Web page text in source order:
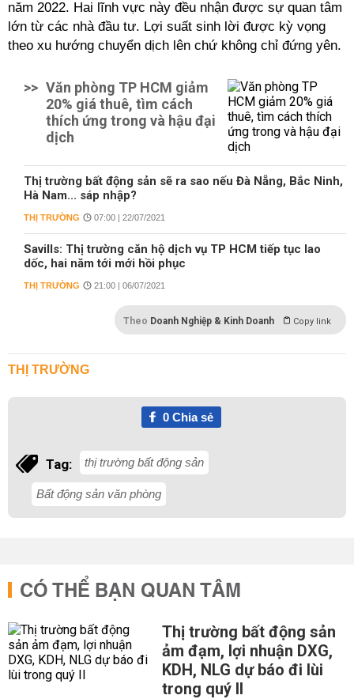
năm 2022. Hai lĩnh vực này đều nhận được sự quan tâm
lớn từ các nhà đầu tư. Lợi suất sinh lời được kỳ vọng
theo xu hướng chuyển dịch lên chứ không chỉ đứng yên.
>> Văn phòng TP HCM giảm
20% giá thuê, tìm cách
thích ứng trong và hậu đại
dịch
Thị trường bất động sản sẽ ra sao nếu Đà Nẵng, Bắc Ninh,
Hà Nam... sáp nhập?
THỊ TRƯỜNG 07:00 | 22/07/2021
Savills: Thị trường căn hộ dịch vụ TP HCM tiếp tục lao
dốc, hai năm tới mới hồi phục
THỊ TRƯỜNG 21:00 | 06/07/2021
Theo Doanh Nghiệp & Kinh Doanh Copy link
THỊ TRƯỜNG
0Chia sẻ
Tag: thị trường bất động sản
Bất động sản văn phòng
CÓ THỂ BẠN QUAN TÂM
Thị trường bất động sản
ảm đạm, lợi nhuận DXG,
KDH, NLG dự báo đi lùi
trong quý II